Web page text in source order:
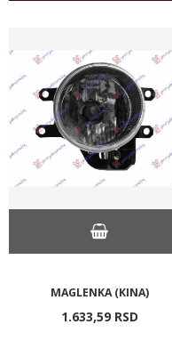
MAGLENKA (KINA)
1.633,59 RSD